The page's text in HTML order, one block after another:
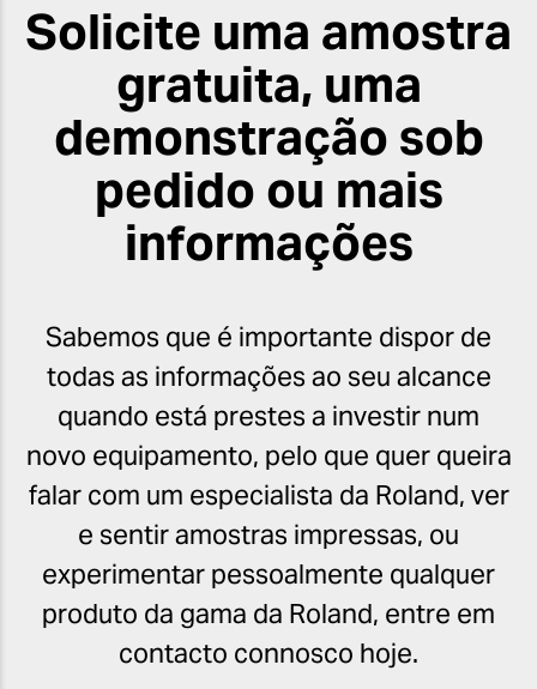
Solicite uma amostra
gratuita, uma
demonstração sob
pedido ou mais
informações
Sabemos que é importante dispor de
todas as informações ao seu alcance
quando está prestes a investir num
novo equipamento, pelo que quer queira
falar com um especialista da Roland, ver
e sentir amostras impressas, ou
experimentar pessoalmente qualquer
produto da gama da Roland, entre em
contacto connosco hoje.